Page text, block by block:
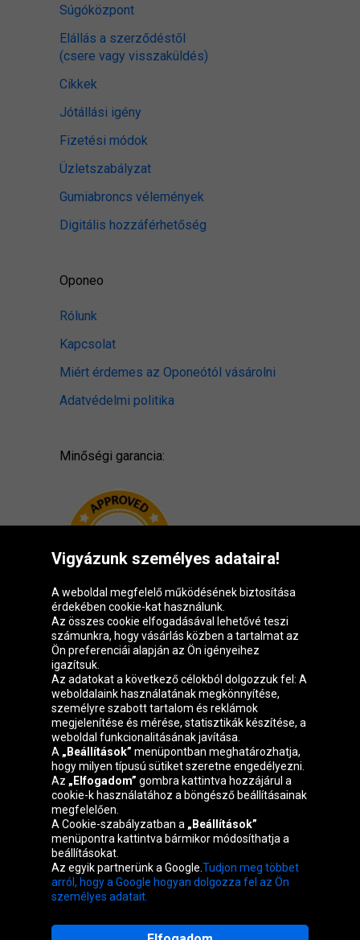
Súgóközpont
Elállás a szerződéstől
(csere vagy visszaküldés)
Cikkek
Jótállási igény
Fizetési módok
Üzletszabályzat
Gumiabroncs vélemények
Digitális hozzáférhetőség
Oponeo
Rólunk
Kapcsolat
Miért érdemes az Oponeótól vásárolni
Adatvédelmi politika
Minőségi garancia:
Oponeo csoport
Belgique
Česká
republika
Deutschland
España
Österreich Polska
Slovenská
republika
United
Kingdom
Vigyázunk személyes adataira!
A weboldal megfelelő működésének biztosítása
érdekében cookie-kat használunk.
Az összes cookie elfogadásával lehetővé teszi
számunkra, hogy vásárlás közben a tartalmat az
Ön preferenciái alapján az Ön igényeihez
igazítsuk.
Az adatokat a következő célokból dolgozzuk fel: A
weboldalaink használatának megkönnyítése,
személyre szabott tartalom és reklámok
megjelenítése és mérése, statisztikák készítése, a
weboldal funkcionalitásának javítása.
A „Beállítások” menüpontban meghatározhatja,
hogy milyen típusú sütiket szeretne engedélyezni.
Az „Elfogadom” gombra kattintva hozzájárul a
cookie-k használatához a böngésző beállításainak
megfelelően.
A Cookie-szabályzatban a „Beállítások”
menüpontra kattintva bármikor módosíthatja a
beállításokat.
Az egyik partnerünk a Google. Tudjon meg többet
arról, hogy a Google hogyan dolgozza fel az Ön
személyes adatait.